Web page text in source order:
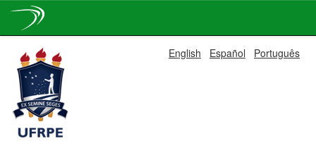
navigation
English Español Português